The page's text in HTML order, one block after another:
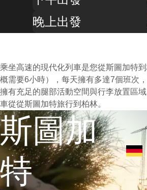
晚上出發
乘坐高速的現代化列車是您從斯圖加特
概需要6小時），每天擁有多達7個班次
擁有充足的腿部活動空間與行李放置區
車從從斯圖加特旅行到柏林。
斯圖加
特